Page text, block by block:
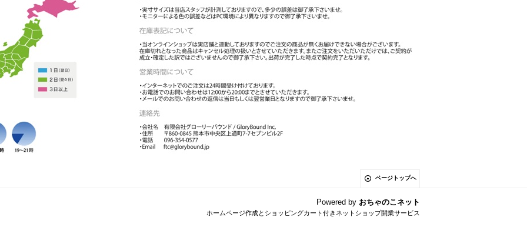
ページトップへ
Powered by おちゃのこネット
ホームページ作成とショッピングカート付きネットショップ開業サービス